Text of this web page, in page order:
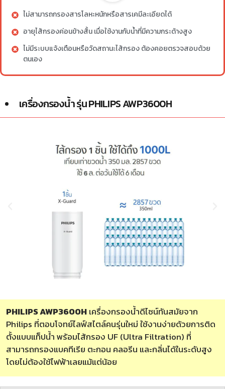
ไม่สามารถกรองสารโลหะหนักหรือสารเคมีละเอียดได้
อายุไส้กรองค่อนข้างสั้น เมื่อใช้งานกับน้ำที่มีความกระด้างสูง
ไม่มีระบบแจ้งเตือนหรือวัดสถานะไส้กรอง ต้องคอยตรวจสอบด้วย
ตนเอง
เครื่องกรองน้ำ รุ่น PHILIPS AWP3600H
PHILIPS AWP3600Hเครื่องกรองน้ำดีไซน์ทันสมัยจาก
Philips ที่ตอบโจทย์ไลฟ์สไตล์คนรุ่นใหม่ ใช้งานง่ายด้วยการติด
ตั้งแบบแท็ปน้ำ พร้อมไส้กรอง UF (Ultra Filtration) ที่
สามารถกรองแบคทีเรีย ตะกอน คลอรีน และกลิ่นได้ในระดับสูง
โดยไม่ต้องใช้ไฟฟ้าเลยแม้แต่น้อย